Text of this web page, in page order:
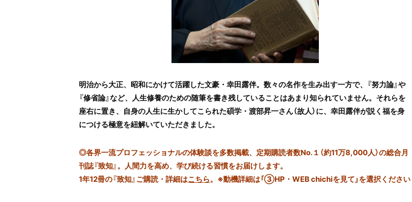
明治から大正、昭和にかけて活躍した文豪・幸田露伴。数々の名作を生み出す一方で、『努力論』や
『修省論』など、人生修養のための随筆を書き残していることはあまり知られていません。それらを
座右に置き、自身の人生に生かしてこられた碩学・渡部昇一さん（故人）に、幸田露伴が説く福を身
につける極意を紐解いていただきました。
◎各界一流プロフェッショナルの体験談を多数掲載、定期購読者数No.１（約11万8,000人）の総合月
刊誌『致知』。人間力を高め、学び続ける習慣をお届けします。
1年12冊の『致知』ご購読・詳細はこちら。 ※動機詳細は「③HP・WEB chichiを見て」を選択ください